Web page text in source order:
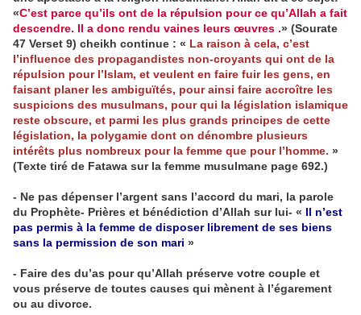
«C’est parce qu’ils ont de la répulsion pour ce qu’Allah a fait
descendre. Il a donc rendu vaines leurs œuvres .» (Sourate
47 Verset 9) cheikh continue : « La raison à cela, c’est
l’influence des propagandistes non-croyants qui ont de la
répulsion pour l’Islam, et veulent en faire fuir les gens, en
faisant planer les ambiguïtés, pour ainsi faire accroître les
suspicions des musulmans, pour qui la législation islamique
reste obscure, et parmi les plus grands principes de cette
législation, la polygamie dont on dénombre plusieurs
intérêts plus nombreux pour la femme que pour l’homme. »
(Texte tiré de Fatawa sur la femme musulmane page 692.)
- Ne pas dépenser l’argent sans l’accord du mari, la parole
du Prophète- Prières et bénédiction d’Allah sur lui- « Il n’est
pas permis à la femme de disposer librement de ses biens
sans la permission de son mari »
- Faire des du’as pour qu’Allah préserve votre couple et
vous préserve de toutes causes qui mènent à l’égarement
ou au divorce.